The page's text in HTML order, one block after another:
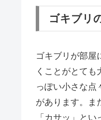
ゴキブリ
ゴキブリが部屋
くことがとて
っぽい小さな点
があります。ま
「カサッ」と